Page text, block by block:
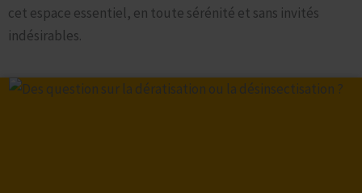
cet espace essentiel, en toute sérénité et sans invités
indésirables.